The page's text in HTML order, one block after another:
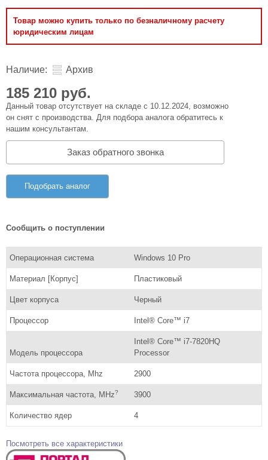
Товар можно купить только по безналичному расчету
юридическим лицам
Наличие: Архив
185 210 руб.
Данный товар отсутствует на складе с 10.12.2024, возможно
он снят с производства. Для подбора аналога обратитесь к
нашим консультантам.
Заказ обратного звонка
Подобрать аналог
Сообщить о поступлении
Операционная система Windows 10 Pro
Материал [Корпус] Пластиковый
Цвет корпуса Черный
Процессор Intel® Core™ i7
Модель процессора
Intel® Core™ i7-7820HQ
Processor
Частота процессора, Mhz 2900
Максимальная частота, MHz? 3900
Количество ядер 4
Посмотреть все характеристики